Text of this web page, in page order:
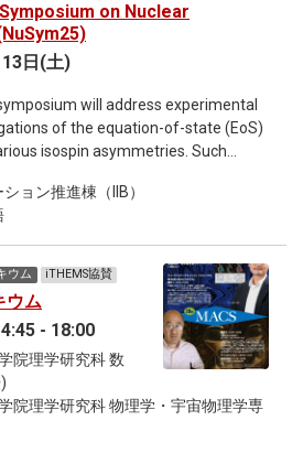
and gravity, where QRFs arise
observables. The choice of
unique, giving rise to a novel
lecture series will explore this
with a specific emphasis on
and gravity. I will begin by
setups and explain how they
of covariance that mimic
in different ways into gauge-
how this leads to the QRF
entropies, and thermal
explore how relational dynamics in
systems and the infamous
addressed with clocks identified as
to the field theory setting, we
where QRFs are quantum
on Nuclear
日(土)
will address experimental
of the equation-of-state (EoS)
isospin asymmetries. Such
collisions, as well as in astrophysical
stars and associated phenomena.
symposium is to unify efforts of the
communities in addressing
ョン推進棟（IIB）
ウム iTHEMS協賛
ウム
- 18:00
院理学研究科 数
院理学研究科 物理学・宇宙物理学専